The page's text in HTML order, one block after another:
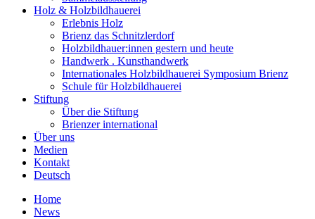
Holz & Holzbildhauerei
Erlebnis Holz
Brienz das Schnitzlerdorf
Holzbildhauer:innen gestern und heute
Handwerk . Kunsthandwerk
Internationales Holzbildhauerei Symposium Brienz
Schule für Holzbildhauerei
Stiftung
Über die Stiftung
Brienzer international
Über uns
Medien
Kontakt
Deutsch
Home
News